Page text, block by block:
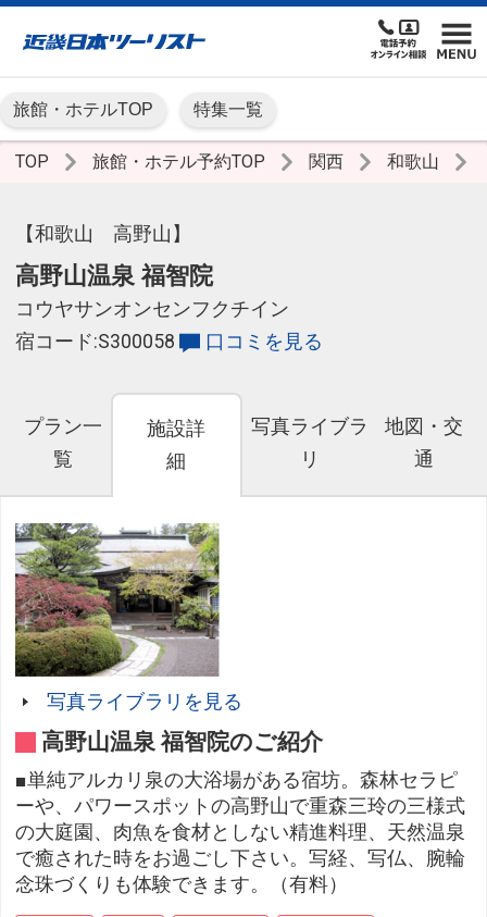
旅館・ホテルTOP 特集一覧
TOP 旅館・ホテル予約TOP 関西 和歌山
【和歌山 高野山】
高野山温泉 福智院
コウヤサンオンセンフクチイン
宿コード:S300058
口コミを見る
プラン一
覧
施設詳
細
写真ライブラ
リ
地図・交
通
写真ライブラリを見る
高野山温泉 福智院のご紹介
■単純アルカリ泉の大浴場がある宿坊。森林セラピ
ーや、パワースポットの高野山で重森三玲の三様式
の大庭園、肉魚を食材としない精進料理、天然温泉
で癒された時をお過ごし下さい。写経、写仏、腕輪
念珠づくりも体験できます。（有料）